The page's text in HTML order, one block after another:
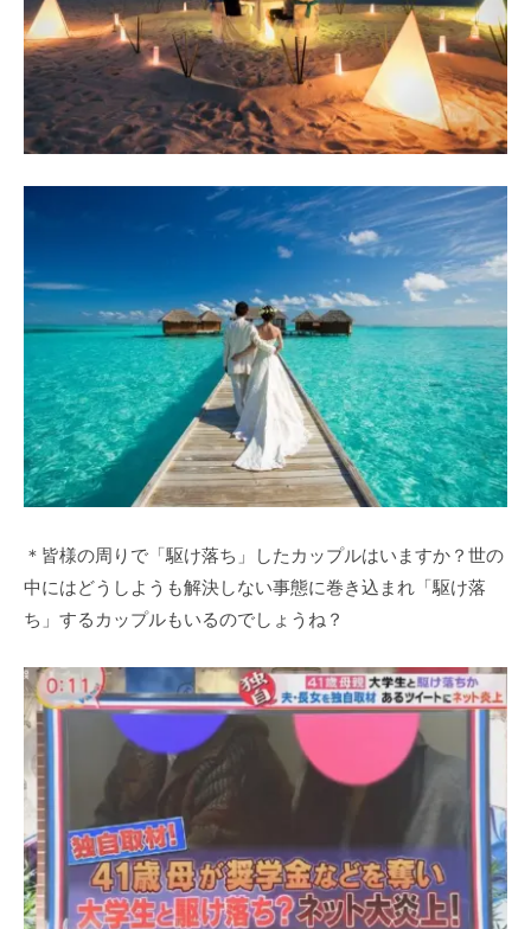
＊皆様の周りで「駆け落ち」したカップルはいますか？世の
中にはどうしようも解決しない事態に巻き込まれ「駆け落
ち」するカップルもいるのでしょうね？